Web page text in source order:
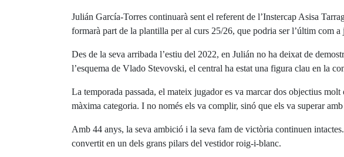
Julián García-Torres continuarà sent el referent de l’Instercap Asisa
formarà part de la plantilla per al curs 25/26, que podria ser l’últim com
Des de la seva arribada l’estiu del 2022, en Julián no ha deixat de
l’esquema de Vlado Stevovski, el central ha estat una figura clau en la
La temporada passada, el mateix jugador es va marcar dos objectius
màxima categoria. I no només els va complir, sinó que els va superar
Amb 44 anys, la seva ambició i la seva fam de victòria continuen
convertit en un dels grans pilars del vestidor roig-i-blanc.